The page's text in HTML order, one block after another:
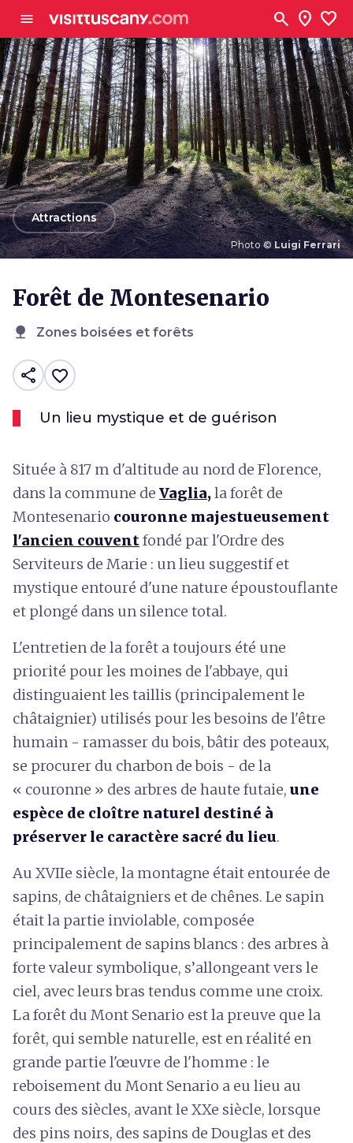
menu search location_on favorite
Photo ©Luigi Ferrari
arrow_backAttractions
Forêt de Montesenario
nature Zones boisées et forêts
share favorite_border
Un lieu mystique et de guérison
Située à 817 m d'altitude au nord de Florence,
dans la commune de Vaglia,la forêt de
Montesenario couronne majestueusement
l'ancien couventfondé par l'Ordre des
Serviteurs de Marie : un lieu suggestif et
mystique entouré d'une nature époustouflante
et plongé dans un silence total.
L'entretien de la forêt a toujours été une
priorité pour les moines de l'abbaye, qui
distinguaient les taillis (principalement le
châtaignier) utilisés pour les besoins de l'être
humain - ramasser du bois, bâtir des poteaux,
se procurer du charbon de bois - de la
« couronne » des arbres de haute futaie, une
espèce de cloître naturel destiné à
préserver le caractère sacré du lieu.
Au XVIIe siècle, la montagne était entourée de
sapins, de châtaigniers et de chênes. Le sapin
était la partie inviolable, composée
principalement de sapins blancs : des arbres à
forte valeur symbolique, s’allongeant vers le
ciel, avec leurs bras tendus comme une croix.
La forêt du Mont Senario est la preuve que la
forêt, qui semble naturelle, est en réalité en
grande partie l'œuvre de l'homme : le
reboisement du Mont Senario a eu lieu au
cours des siècles, avant le XXe siècle, lorsque
des pins noirs, des sapins de Douglas et des